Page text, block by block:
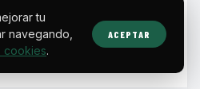
risas con
tu
navegando,
cookies.
ACEPTAR